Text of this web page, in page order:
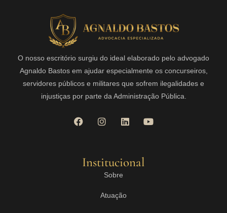
O nosso escritório surgiu do ideal elaborado pelo advogado
Agnaldo Bastos em ajudar especialmente os concurseiros,
servidores públicos e militares que sofrem ilegalidades e
injustiças por parte da Administração Pública.
Institucional
Sobre
Atuação